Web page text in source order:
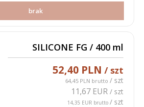
brak
SILICONE FG / 400 ml
52,40 PLN/ szt
64,45 PLN brutto/ szt
11,67 EUR/ szt
14,35 EUR brutto/ szt